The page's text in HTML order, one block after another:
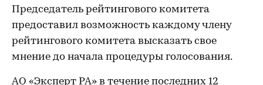
Председатель рейтингового комитета
предоставил возможность каждому члену
рейтингового комитета высказать свое
мнение до начала процедуры голосования.
АО «Эксперт РА» в течение последних 12